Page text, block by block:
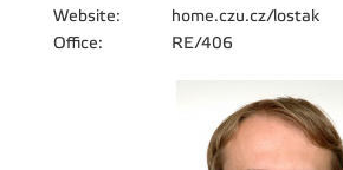
Website:
home.czu.cz/lostak
Office:
RE/406